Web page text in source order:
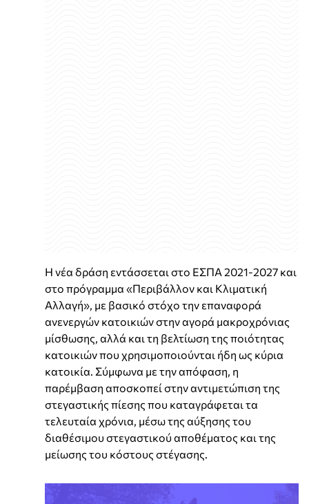
Η νέα δράση εντάσσεται στο ΕΣΠΑ 2021-2027 και
στο πρόγραμμα «Περιβάλλον και Κλιματική
Αλλαγή», με βασικό στόχο την επαναφορά
ανενεργών κατοικιών στην αγορά μακροχρόνιας
μίσθωσης, αλλά και τη βελτίωση της ποιότητας
κατοικιών που χρησιμοποιούνται ήδη ως κύρια
κατοικία. Σύμφωνα με την απόφαση, η
παρέμβαση αποσκοπεί στην αντιμετώπιση της
στεγαστικής πίεσης που καταγράφεται τα
τελευταία χρόνια, μέσω της αύξησης του
διαθέσιμου στεγαστικού αποθέματος και της
μείωσης του κόστους στέγασης.